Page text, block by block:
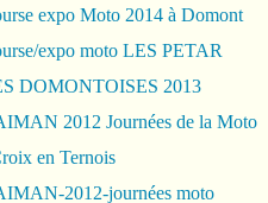
expo Moto 2014 à Domont
expo moto LES PETAR
DOMONTOISES 2013
2012 Journées de la Moto
en Ternois
2012-journées moto